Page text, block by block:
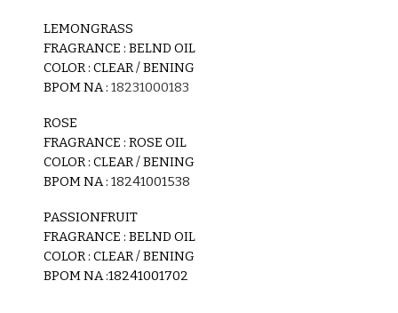
LEMONGRASS
FRAGRANCE : BELND OIL
COLOR :CLEAR / BENING
BPOMNA :18231000183
ROSE
FRAGRANCE : ROSE OIL
COLOR :CLEAR / BENING
BPOMNA :18241001538
PASSIONFRUIT
FRAGRANCE : BELND OIL
COLOR :CLEAR / BENING
BPOMNA :18241001702